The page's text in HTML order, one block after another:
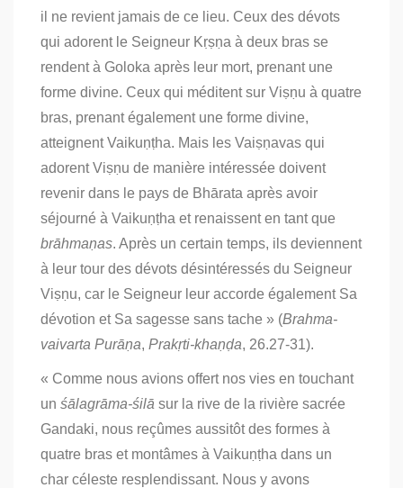
il ne revient jamais de ce lieu. Ceux des dévots
qui adorent le Seigneur Kṛṣṇa à deux bras se
rendent à Goloka après leur mort, prenant une
forme divine. Ceux qui méditent sur Viṣṇu à quatre
bras, prenant également une forme divine,
atteignent Vaikuṇṭha. Mais les Vaiṣṇavas qui
adorent Viṣṇu de manière intéressée doivent
revenir dans le pays de Bhārata après avoir
séjourné à Vaikuṇṭha et renaissent en tant que
brāhmaṇas. Après un certain temps, ils deviennent
à leur tour des dévots désintéressés du Seigneur
Viṣṇu, car le Seigneur leur accorde également Sa
dévotion et Sa sagesse sans tache » (Brahma-
vaivarta Purāṇa, Prakṛti-khaṇḍa, 26.27-31).
« Comme nous avions offert nos vies en touchant
un śālagrāma-śilā sur la rive de la rivière sacrée
Gandaki, nous reçûmes aussitôt des formes à
quatre bras et montâmes à Vaikuṇṭha dans un
char céleste resplendissant. Nous y avons